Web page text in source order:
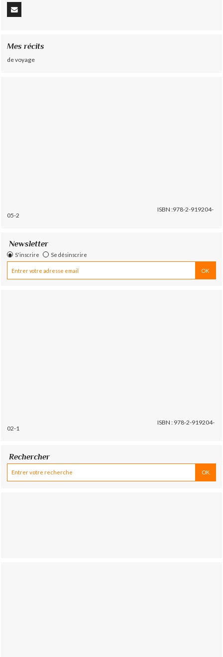
Mes récits
de voyage
ISBN :978-2-919204-
05-2
Newsletter
S'inscrire Se désinscrire
ISBN : 978-2-919204-
02-1
Rechercher